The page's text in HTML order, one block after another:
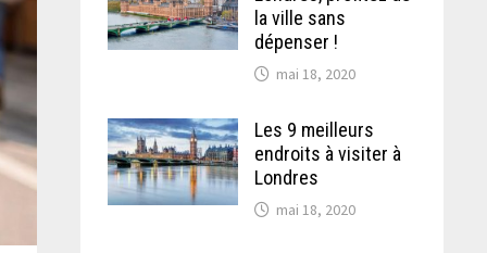
la ville sans
dépenser !
mai 18, 2020
Les 9 meilleurs
endroits à visiter à
Londres
mai 18, 2020